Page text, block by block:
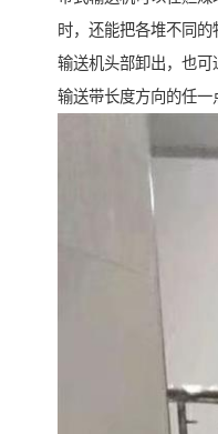
时，还能把各堆不同
输送机头部卸出，也
输送带长度方向的任一